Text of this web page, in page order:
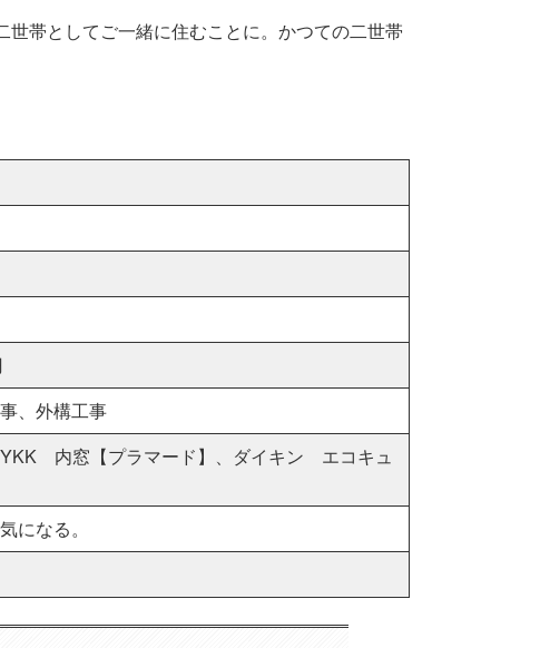
帯としてご一緒に住むことに。かつての二世帯
、外構工事
内窓【プラマード】、ダイキン エコキュ
になる。